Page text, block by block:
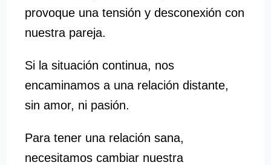
provoque una tensión y desconexión con
nuestra pareja.
Si la situación continua, nos
encaminamos a una relación distante,
sin amor, ni pasión.
Para tener una relación sana,
necesitamos cambiar nuestra